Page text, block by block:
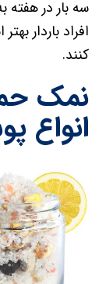
سه بار در
افراد باردار
کنند.
نمک
انواع